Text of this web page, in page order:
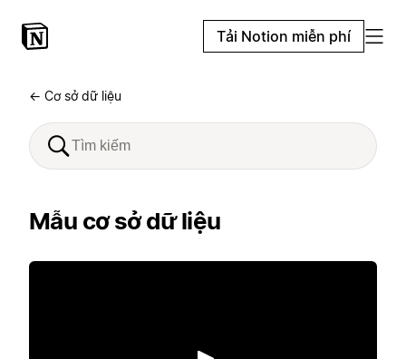
Tải Notion miễn phí
← Cơ sở dữ liệu
Mẫu cơ sở dữ liệu